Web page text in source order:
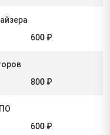
600 ₽
800 ₽
600 ₽